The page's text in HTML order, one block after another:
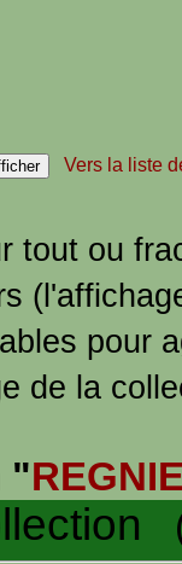
Vers la liste
tout ou
pour
de la
"